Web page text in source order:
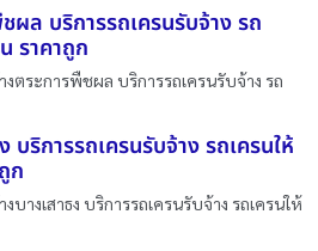
ผล บริการรถเครนรับจ้าง รถ
ราคาถูก
งตระการพืชผล บริการรถเครนรับจ้าง รถ
บริการรถเครนรับจ้าง รถเครนให้
ก
บางเสาธง บริการรถเครนรับจ้าง รถเครนให้